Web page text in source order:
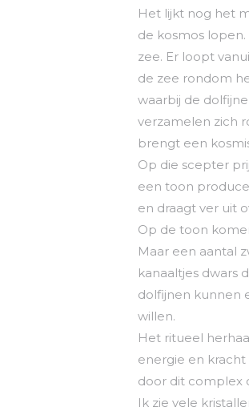
Het lijkt nog het
de kosmos
zee. Er loopt
de zee rondom
waarbij de
verzamelen zich
brengt een
Op die scepter
een toon
en draagt ver uit
Op de toon
Maar een aantal
kanaaltjes dwars
dolfijnen kunnen
willen.
Het ritueel
energie en
door dit complex
Ik zie vele